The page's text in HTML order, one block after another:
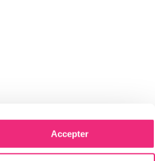
Accepter